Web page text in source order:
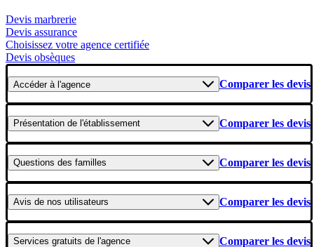
Devis marbrerie
Devis assurance
Choisissez votre agence certifiée
Devis obsèques
Accéderà l'agence Comparer les devis
Présentation de l'établissement Comparer les devis
Questions des familles Comparer les devis
Avis de nos utilisateurs Comparer les devis
Services gratuits de l'agence Comparer les devis